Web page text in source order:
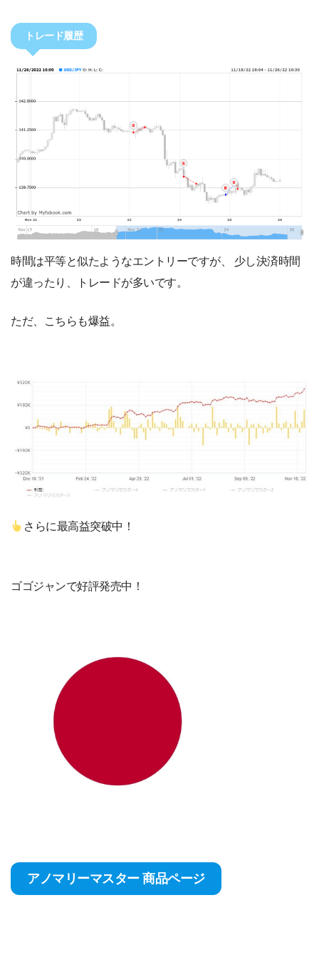
トレード履歴
時間は平等と似たようなエントリーですが、 少し決済時間
が違ったり、トレードが多いです。
ただ、こちらも爆益。
さらに最高益突破中！
ゴゴジャンで好評発売中！
アノマリーマスター 商品ページ